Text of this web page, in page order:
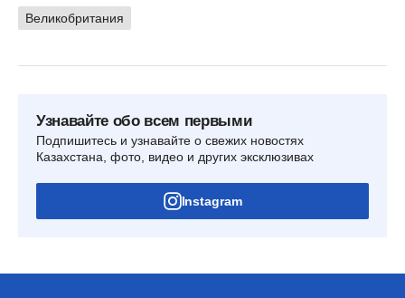
Великобритания
Узнавайте обо всем первыми
Подпишитесь и узнавайте о свежих новостях
Казахстана, фото, видео и других эксклюзивах
Instagram